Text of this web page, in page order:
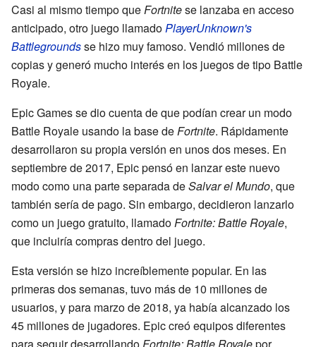
Casi al mismo tiempo queFortnitese lanzaba en acceso
anticipado, otro juego llamadoPlayerUnknown's
Battlegroundsse hizo muy famoso. Vendió millones de
copias y generó mucho interés en los juegos de tipo Battle
Royale.
Epic Games se dio cuenta de que podían crear un modo
Battle Royale usando la base deFortnite. Rápidamente
desarrollaron su propia versión en unos dos meses. En
septiembre de 2017, Epic pensó en lanzar este nuevo
modo como una parte separada deSalvar el Mundo, que
también sería de pago. Sin embargo, decidieron lanzarlo
como un juego gratuito, llamadoFortnite: Battle Royale,
que incluiría compras dentro del juego.
Esta versión se hizo increíblemente popular. En las
primeras dos semanas, tuvo más de 10 millones de
usuarios, y para marzo de 2018, ya había alcanzado los
45 millones de jugadores. Epic creó equipos diferentes
para seguir desarrollandoFortnite: Battle Royalepor